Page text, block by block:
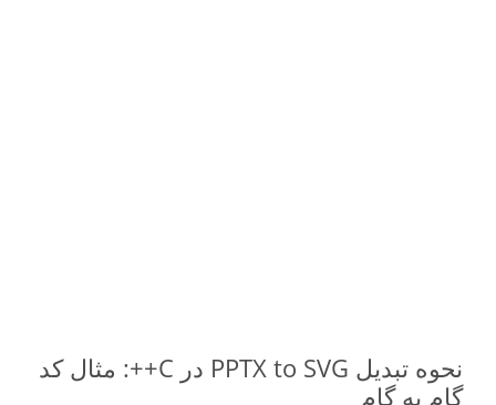
نحوه تبدیل PPTX to SVG در C++: مثال کد
گام به گام